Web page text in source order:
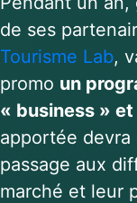
de ses
Tourisme Lab,
promo un
« business »
apportée
passage aux
marché et leur